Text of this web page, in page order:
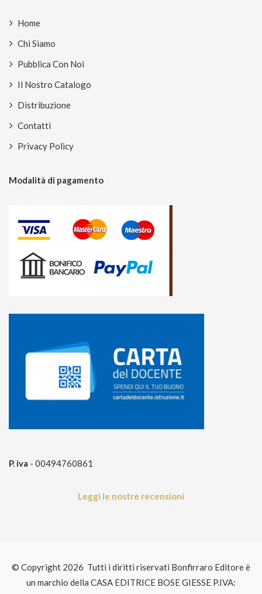
Home
Chi Siamo
Pubblica Con Noi
Il Nostro Catalogo
Distribuzione
Contatti
Privacy Policy
Modalità di pagamento
P. iva - 00494760861
Leggi le nostre recensioni
© Copyright 2026 Tutti i diritti riservati Bonfirraro Editore è
un marchio della CASA EDITRICE BOSE GIESSE P.IVA: